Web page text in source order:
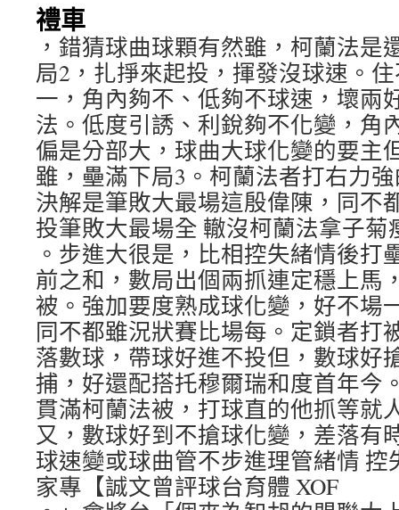
禮車
，錯猜球曲球顆有然雖，柯蘭法是
局2，扎掙來起投，揮發沒球速。
一，角內夠不、低夠不球速，壞兩
法。低度引誘、利銳夠不化變，角
偏是分部大，球曲大球化變的要主
雖，壘滿下局3。柯蘭法者打右力
決解是筆敗大最場這殷偉陳，同不
投筆敗大最場全 轍沒柯蘭法拿子菊
。步進大很是，比相控失緒情後打
前之和，數局出個兩抓連定穩上馬
被。強加要度熟成球化變，好不場
同不都雖況狀賽比場每。定鎖者打
落數球，帶球好進不投但，數球好
捕，好還配搭托穆爾瑞和度首年今
貫滿柯蘭法被，打球直的他抓等就
又，數球好到不搶球化變，差落有
球速變或球曲管不步進理管緒情
家專【誠文曾評球台育體 XOF